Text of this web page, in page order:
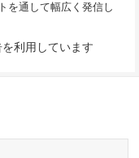
を通して幅広く発信し
利用しています